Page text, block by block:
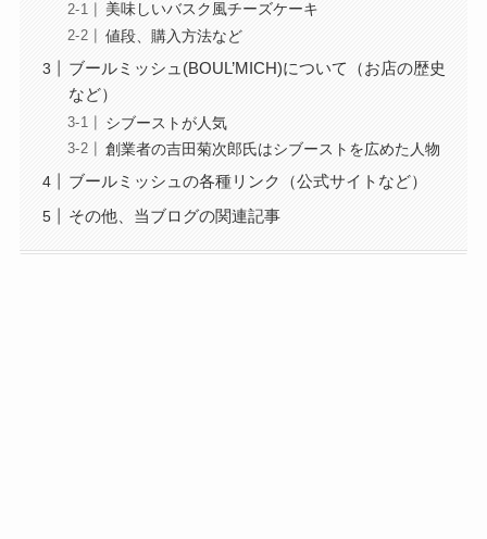
美味しいバスク風チーズケーキ
値段、購入方法など
ブールミッシュ(BOUL’MICH)について（お店の歴史
など）
シブーストが人気
創業者の吉田菊次郎氏はシブーストを広めた人物
ブールミッシュの各種リンク（公式サイトなど）
その他、当ブログの関連記事